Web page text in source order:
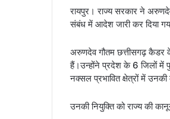
रायपुर। राज्य सरकार ने
संबंध में आदेश जारी कर दिया
अरुणदेव गौतम छत्तीसगढ़ कैडर
हैं।उन्होंने प्रदेश के 6 जिलों में
नक्सल प्रभावित क्षेत्रों में
उनकी नियुक्ति को राज्य की